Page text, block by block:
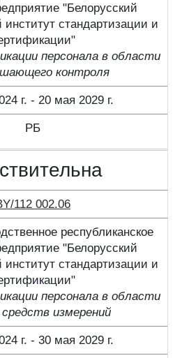
"Белорусский
институт стандартизации и
персонала в области
контроля
г. - 20 мая 2029 г.
РБ
112 002.06
республиканское
"Белорусский
институт стандартизации и
персонала в области
средств измерений
г. - 30 мая 2029 г.